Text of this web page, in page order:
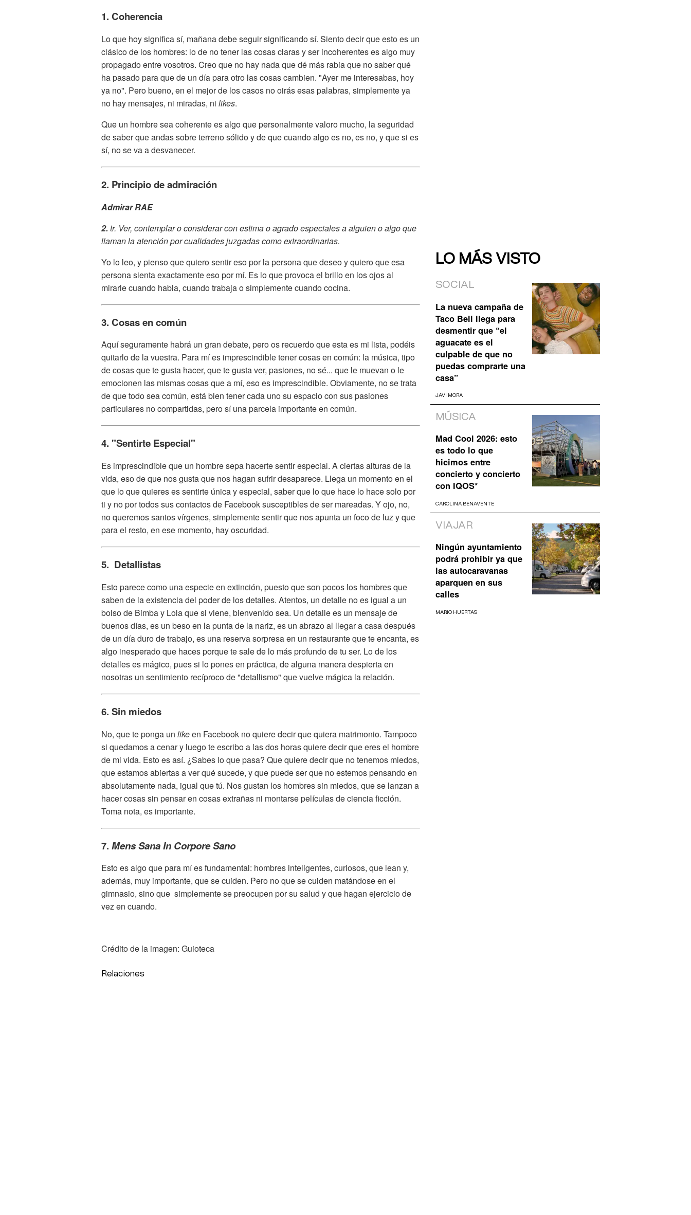
1. Coherencia
Lo que hoy significa sí, mañana debe seguir significando sí. Siento decir que esto es un
clásico de los hombres: lo de no tener las cosas claras y ser incoherentes es algo muy
propagado entre vosotros. Creo que no hay nada que dé más rabia que no saber qué
ha pasado para que de un día para otro las cosas cambien. "Ayer me interesabas, hoy
ya no". Pero bueno, en el mejor de los casos no oirás esas palabras, simplemente ya
no hay mensajes, ni miradas, ni likes.
Que un hombre sea coherente es algo que personalmente valoro mucho, la seguridad
de saber que andas sobre terreno sólido y de que cuando algo es no, es no, y que si es
sí, no se va a desvanecer.
2. Principio de admiración
Admirar RAE
2. tr. Ver, contemplar o considerar con estima o agrado especiales a alguien o algo que
llaman la atención por cualidades juzgadas como extraordinarias.
Yo lo leo, y pienso que quiero sentir eso por la persona que deseo y quiero que esa
persona sienta exactamente eso por mí. Es lo que provoca el brillo en los ojos al
mirarle cuando habla, cuando trabaja o simplemente cuando cocina.
3. Cosas en común
Aquí seguramente habrá un gran debate, pero os recuerdo que esta es mi lista, podéis
quitarlo de la vuestra. Para mí es imprescindible tener cosas en común: la música, tipo
de cosas que te gusta hacer, que te gusta ver, pasiones, no sé... que le muevan o le
emocionen las mismas cosas que a mí, eso es imprescindible. Obviamente, no se trata
de que todo sea común, está bien tener cada uno su espacio con sus pasiones
particulares no compartidas, pero sí una parcela importante en común.
4. "Sentirte Especial"
Es imprescindible que un hombre sepa hacerte sentir especial. A ciertas alturas de la
vida, eso de que nos gusta que nos hagan sufrir desaparece. Llega un momento en el
que lo que quieres es sentirte única y especial, saber que lo que hace lo hace solo por
ti y no por todos sus contactos de Facebook susceptibles de ser mareadas. Y ojo, no,
no queremos santos vírgenes, simplemente sentir que nos apunta un foco de luz y que
para el resto, en ese momento, hay oscuridad.
5. Detallistas
Esto parece como una especie en extinción, puesto que son pocos los hombres que
saben de la existencia del poder de los detalles. Atentos, un detalle no es igual a un
bolso de Bimba y Lola que si viene, bienvenido sea. Un detalle es un mensaje de
buenos días, es un beso en la punta de la nariz, es un abrazo al llegar a casa después
de un día duro de trabajo, es una reserva sorpresa en un restaurante que te encanta, es
algo inesperado que haces porque te sale de lo más profundo de tu ser. Lo de los
detalles es mágico, pues si lo pones en práctica, de alguna manera despierta en
nosotras un sentimiento recíproco de "detallismo" que vuelve mágica la relación.
6. Sin miedos
No, que te ponga un likeen Facebook no quiere decir que quiera matrimonio. Tampoco
si quedamos a cenar y luego te escribo a las dos horas quiere decir que eres el hombre
de mi vida. Esto es así. ¿Sabes lo que pasa? Que quiere decir que no tenemos miedos,
que estamos abiertas a ver qué sucede, y que puede ser que no estemos pensando en
absolutamente nada, igual que tú. Nos gustan los hombres sin miedos, que se lanzan a
hacer cosas sin pensar en cosas extrañas ni montarse películas de ciencia ficción.
Toma nota, es importante.
7. Mens Sana In Corpore Sano
Esto es algo que para mí es fundamental: hombres inteligentes, curiosos, que lean y,
además, muy importante, que se cuiden. Pero no que se cuiden matándose en el
gimnasio, sino que simplemente se preocupen por su salud y que hagan ejercicio de
vez en cuando.
Crédito de la imagen: Guioteca
Relaciones
LO MÁS VISTO
SOCIAL
La nueva campaña de
Taco Bell llega para
desmentir que “el
aguacate es el
culpable de que no
puedas comprarte una
casa”
JAVI MORA
MÚSICA
Mad Cool 2026: esto
es todo lo que
hicimos entre
concierto y concierto
con IQOS*
CAROLINA BENAVENTE
VIAJAR
Ningún ayuntamiento
podrá prohibir ya que
las autocaravanas
aparquen en sus
calles
MARIO HUERTAS